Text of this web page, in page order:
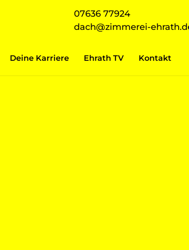
07636 77924
dach@zimmerei-
Deine Karriere Ehrath TV Kontakt